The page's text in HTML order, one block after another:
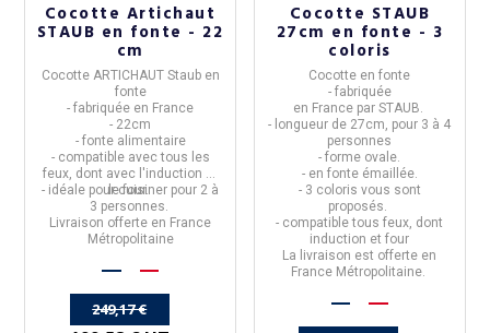
(3 avis)
Cocotte Artichaut
STAUB en fonte - 22
cm
Cocotte ARTICHAUT Staub en
fonte
- fabriquée en France
- 22cm
- fonte alimentaire
- compatible avec tous les
feux, dont avec l'induction et
le four.
- idéale pour cuisiner pour 2 à
3 personnes.
Livraison offerte en France
Métropolitaine
249,17 €
Cocotte STAUB
27cm en fonte - 3
coloris
Cocotte en fonte
- fabriquée
en Francepar STAUB.
- longueur de 27cm, pour 3 à 4
personnes
- forme ovale.
- en fonte émaillée.
- 3 coloris vous sont
proposés.
- compatible tous feux, dont
induction et four
La livraison est offerte en
France Métropolitaine.